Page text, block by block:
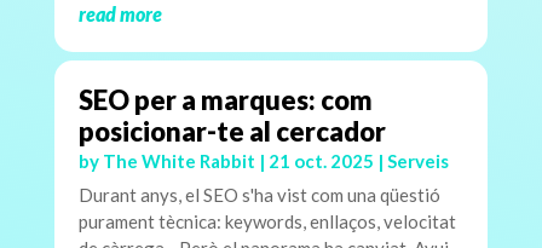
read more
SEO per a marques: com
posicionar-te al cercador
by The White Rabbit | 21 oct. 2025 | Serveis
Durant anys, el SEO s'ha vist com una qüestió
purament tècnica: keywords, enllaços, velocitat